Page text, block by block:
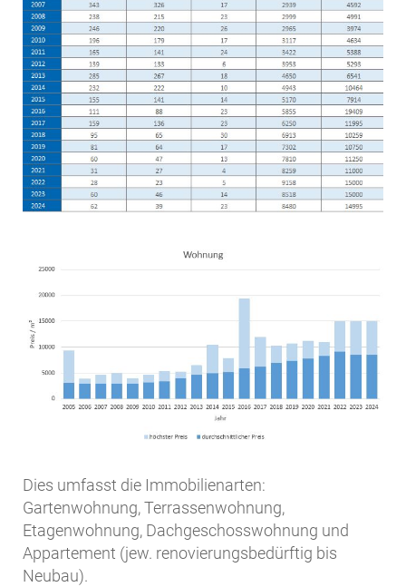
Dies umfasst die Immobilienarten:
Gartenwohnung, Terrassenwohnung,
Etagenwohnung, Dachgeschosswohnung und
Appartement (jew. renovierungsbedürftig bis
Neubau).